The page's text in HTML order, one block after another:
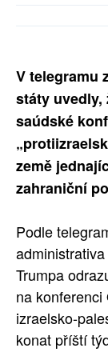
V telegramu
státy uvedly,
saúdské
země
zahraniční
Podle
Trumpa
na
izraelsko-
konat příští